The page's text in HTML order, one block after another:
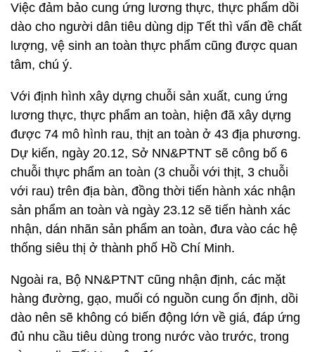
Việc đảm bảo cung ứng lương thực, thực phẩm dồi
dào cho người dân tiêu dùng dịp Tết thì vấn đề chất
lượng, vệ sinh an toàn thực phẩm cũng được quan
tâm, chú ý.
Với định hình xây dựng chuỗi sản xuất, cung ứng
lương thực, thực phẩm an toàn, hiện đã xây dựng
được 74 mô hình rau, thịt an toàn ở 43 địa phương.
Dự kiến, ngày 20.12, Sở NN&PTNT sẽ công bố 6
chuỗi thực phẩm an toàn (3 chuỗi với thịt, 3 chuỗi
với rau) trên địa bàn, đồng thời tiến hành xác nhận
sản phẩm an toàn và ngày 23.12 sẽ tiến hành xác
nhận, dán nhãn sản phẩm an toàn, đưa vào các hệ
thống siêu thị ở thành phố Hồ Chí Minh.
Ngoài ra, Bộ NN&PTNT cũng nhận định, các mặt
hàng đường, gạo, muối có nguồn cung ổn định, dồi
dào nên sẽ không có biến động lớn về giá, đáp ứng
đủ nhu cầu tiêu dùng trong nước vào trước, trong